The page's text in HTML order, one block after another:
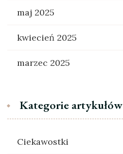
maj 2025
kwiecień 2025
marzec 2025
Kategorie artykułów
Ciekawostki